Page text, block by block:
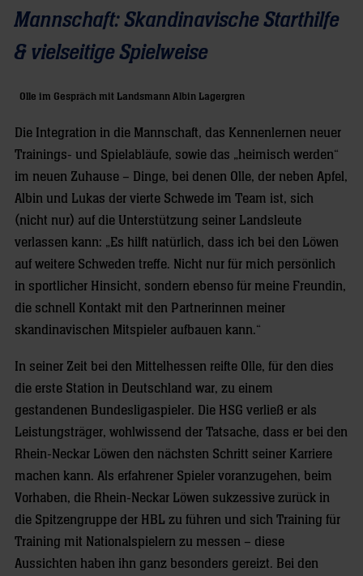
Mannschaft: Skandinavische Starthilfe
& vielseitige Spielweise
Olle im Gespräch mit Landsmann Albin Lagergren
Die Integration in die Mannschaft, das Kennenlernen neuer
Trainings- und Spielabläufe, sowie das „heimisch werden“
im neuen Zuhause – Dinge, bei denen Olle, der neben Apfel,
Albin und Lukas der vierte Schwede im Team ist, sich
(nicht nur) auf die Unterstützung seiner Landsleute
verlassen kann: „Es hilft natürlich, dass ich bei den Löwen
auf weitere Schweden treffe. Nicht nur für mich persönlich
in sportlicher Hinsicht, sondern ebenso für meine Freundin,
die schnell Kontakt mit den Partnerinnen meiner
skandinavischen Mitspieler aufbauen kann.“
In seiner Zeit bei den Mittelhessen reifte Olle, für den dies
die erste Station in Deutschland war, zu einem
gestandenen Bundesligaspieler. Die HSG verließ er als
Leistungsträger, wohlwissend der Tatsache, dass er bei den
Rhein-Neckar Löwen den nächsten Schritt seiner Karriere
machen kann. Als erfahrener Spieler voranzugehen, beim
Vorhaben, die Rhein-Neckar Löwen sukzessive zurück in
die Spitzengruppe der HBL zu führen und sich Training für
Training mit Nationalspielern zu messen – diese
Aussichten haben ihn ganz besonders gereizt. Bei den